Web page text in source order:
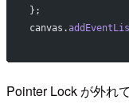
};
canvas.
Pointer Lock が外れ